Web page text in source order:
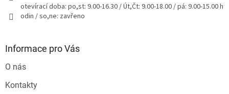
otevírací doba: po,st: 9.00-16.30 / Út,Čt: 9.00-18.00 / pá: 9.00-15.00 h
odin / so,ne: zavřeno
Informace pro Vás
O nás
Kontakty